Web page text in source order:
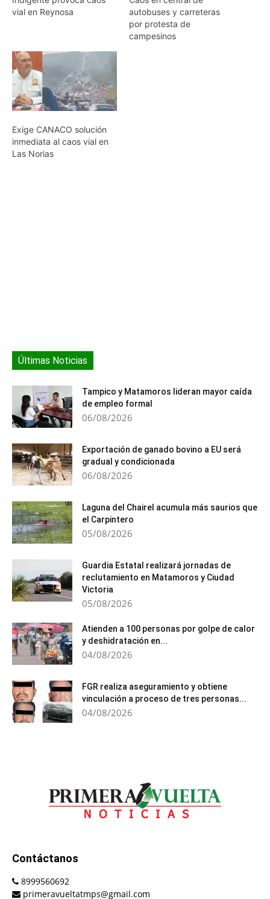
vial en Reynosa
autobuses y carreteras
por protesta de
campesinos
Exige CANACO solución
inmediata al caos vial en
Las Norias
Últimas Noticias
Tampico y Matamoros lideran mayor caída
de empleo formal
06/08/2026
Exportación de ganado bovino a EU será
gradual y condicionada
06/08/2026
Laguna del Chairel acumula más saurios que
el Carpintero
05/08/2026
Guardia Estatal realizará jornadas de
reclutamiento en Matamoros y Ciudad
Victoria
05/08/2026
Atienden a 100 personas por golpe de calor
y deshidratación en...
04/08/2026
FGR realiza aseguramiento y obtiene
vinculación a proceso de tres personas...
04/08/2026
Contáctanos
8999560692
primeravueltatmps@gmail.com